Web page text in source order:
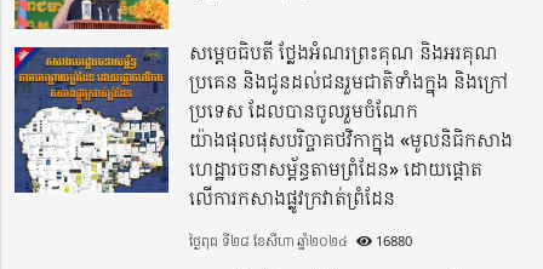
សម្តេចធិបតី ថ្លែងអំណរព្រះគុណ និងអរគុណ
ប្រគេន និងជូនដល់ជនរួមជាតិទាំងក្នុង​ និងក្រៅ
ប្រទេស​ ដែលបានចូលរួមចំណែក
យ៉ាងផុលផុសបរិច្ចាគថវិកាក្នុង «មូលនិធិកសាង
ហេដ្ឋារចនាសម្ព័ន្ធតាមព្រំដែន» ដោយផ្ដោត
លើការកសាងផ្លូវក្រវាត់ព្រំដែន
ថ្ងៃពុធ ទី២៨ ខែសីហា ឆ្នាំ២០២៤ 16880